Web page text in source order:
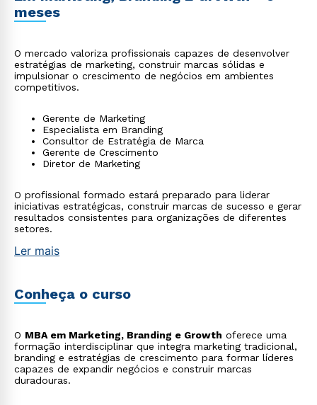
meses
O mercado valoriza profissionais capazes de desenvolver
estratégias de marketing, construir marcas sólidas e
impulsionar o crescimento de negócios em ambientes
competitivos.
Gerente de Marketing
Especialista em Branding
Consultor de Estratégia de Marca
Gerente de Crescimento
Diretor de Marketing
O profissional formado estará preparado para liderar
iniciativas estratégicas, construir marcas de sucesso e gerar
resultados consistentes para organizações de diferentes
setores.
Ler mais
Conheça o curso
O MBA em Marketing, Branding e Growth oferece uma
formação interdisciplinar que integra marketing tradicional,
branding e estratégias de crescimento para formar líderes
capazes de expandir negócios e construir marcas
duradouras.